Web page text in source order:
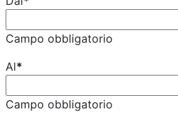
Campo obbligatorio
Al*
Campo obbligatorio